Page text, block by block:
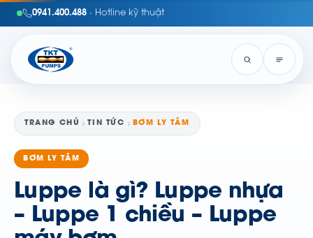
0941.400.488 · Hotline kỹ thuật
TRANG CHỦ TIN TỨC BƠM LY TÂM
BƠM LY TÂM
Luppe là gì? Luppe nhựa
– Luppe 1 chiều – Luppe